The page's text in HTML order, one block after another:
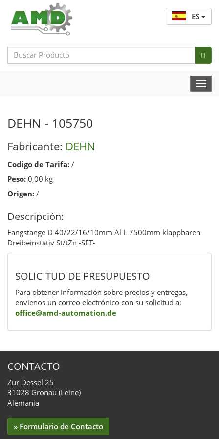
ES
Search
Bar
DEHN - 105750
Fabricante: DEHN
Codigo de Tarifa: /
Peso: 0,00 kg
Origen: /
Descripción:
Fangstange D 40/22/16/10mm Al L 7500mm klappbaren
Dreibeinstativ St/tZn -SET-
SOLICITUD DE PRESUPUESTO
Para obtener información sobre precios y entregas,
envíenos un correo electrónico con su solicitud a:
office@amd-automation.de
CONTACTO
Zur Dessel 25
31028 Gronau (Leine)
Alemania
» Formulario de Contacto